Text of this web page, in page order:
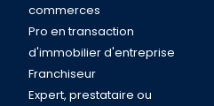
commerces
Pro en transaction
d'immobilier d'entreprise
Franchiseur
Expert, prestataire ou